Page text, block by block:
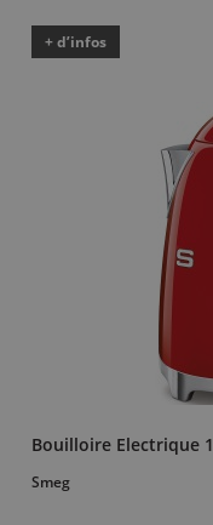
+ d’infos
Bouilloire Electrique
Smeg